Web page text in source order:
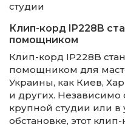
студии
Клип-корд IP228B
помощником
Клип-корд IP228B
помощником для
Украины, как Киев,
и других. Независимо
крупной студии или
обстановке, этот